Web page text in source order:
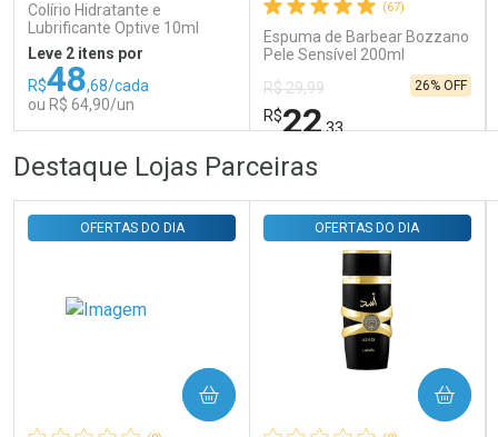
Colírio Hidratante e
Lubrificante Optive 10ml
Leve 2 itens por
R$48,68/cada
ou R$ 64,90/un
FECHAR
Laboratório
FECHAR
Por Menos
(67)
Espuma de Barbear Bozzano
Pele Sensível 200ml
R$ 29,99
R$22,33
26% OFF
Por Menos
Destaque Lojas Parceiras
OFERTAS DO DIA
COMPRAR
OFERTAS DO DIA
COMPRAR